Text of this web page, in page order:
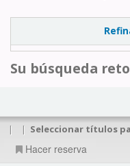
Su búsqueda
| | Seleccionar títulos
Hacer reserva